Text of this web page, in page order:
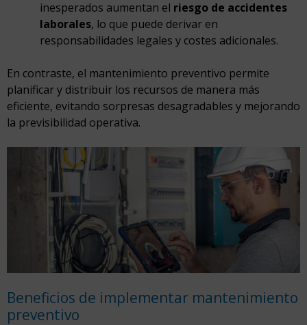
inesperados aumentan el riesgo de accidentes
laborales, lo que puede derivar en
responsabilidades legales y costes adicionales.
En contraste, el mantenimiento preventivo permite
planificar y distribuir los recursos de manera más
eficiente, evitando sorpresas desagradables y mejorando
la previsibilidad operativa.
Beneficios de implementar mantenimiento
preventivo